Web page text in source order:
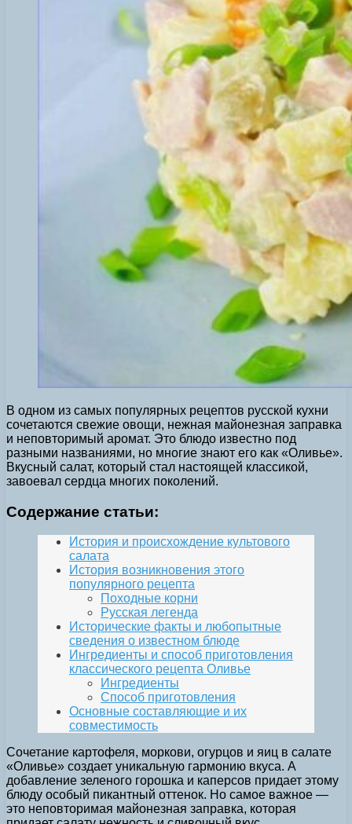
В одном из самых популярных рецептов русской кухни
сочетаются свежие овощи, нежная майонезная заправка
и неповторимый аромат. Это блюдо известно под
разными названиями, но многие знают его как «Оливье».
Вкусный салат, который стал настоящей классикой,
завоевал сердца многих поколений.
Содержание статьи:
История и происхождение культового
салата
История возникновения этого
популярного рецепта
Походные корни
Русская легенда
Исторические факты и любопытные
сведения о известном блюде
Ингредиенты и способ приготовления
классического рецепта Оливье
Ингредиенты
Способ приготовления
Основные составляющие и их
совместимость
Сочетание картофеля, моркови, огурцов и яиц в салате
«Оливье» создает уникальную гармонию вкуса. А
добавление зеленого горошка и каперсов придает этому
блюду особый пикантный оттенок. Но самое важное —
это неповторимая майонезная заправка, которая